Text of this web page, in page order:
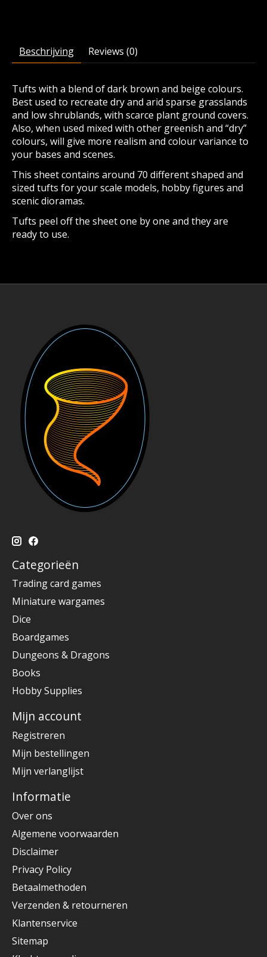
Beschrijving Reviews (0)
Tufts with a blend of dark brown and beige colours.
Best used to recreate dry and arid sparse grasslands
and low shrublands, with scarce plant ground covers.
Also, when used mixed with other greenish and “dry”
colours, will give more realism and colour variance to
your bases and scenes.
This sheet contains around 70 different shaped and
sized tufts for your scale models, hobby figures and
scenic dioramas.
Tufts peel off the sheet one by one and they are
ready to use.
Categorieën
Trading card games
Miniature wargames
Dice
Boardgames
Dungeons & Dragons
Books
Hobby Supplies
Mijn account
Registreren
Mijn bestellingen
Mijn verlanglijst
Informatie
Over ons
Algemene voorwaarden
Disclaimer
Privacy Policy
Betaalmethoden
Verzenden & retourneren
Klantenservice
Sitemap